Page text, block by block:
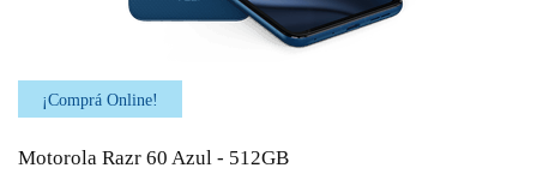
¡Comprá Online!
Motorola Razr 60 Azul - 512GB